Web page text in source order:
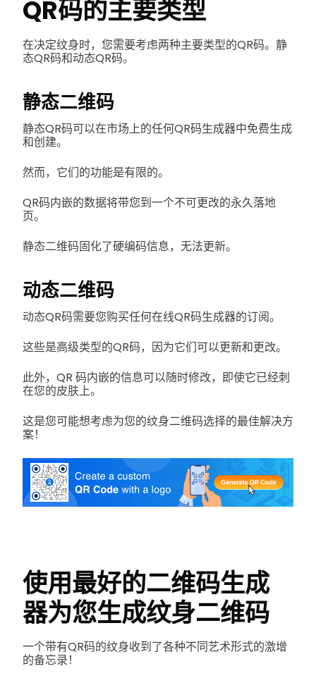
QR码的主要类型
在决定纹身时，您需要考虑两种主要类型的QR码。静
态QR码和动态QR码。
静态二维码
静态QR码可以在市场上的任何QR码生成器中免费生成
和创建。
然而，它们的功能是有限的。
QR码内嵌的数据将带您到一个不可更改的永久落地
页。
静态二维码固化了硬编码信息，无法更新。
动态二维码
动态QR码需要您购买任何在线QR码生成器的订阅。
这些是高级类型的QR码，因为它们可以更新和更改。
此外，QR 码内嵌的信息可以随时修改，即使它已经刺
在您的皮肤上。
这是您可能想考虑为您的纹身二维码选择的最佳解决方
案！
使用最好的二维码生成
器为您生成纹身二维码
一个带有QR码的纹身收到了各种不同艺术形式的激增
的备忘录！